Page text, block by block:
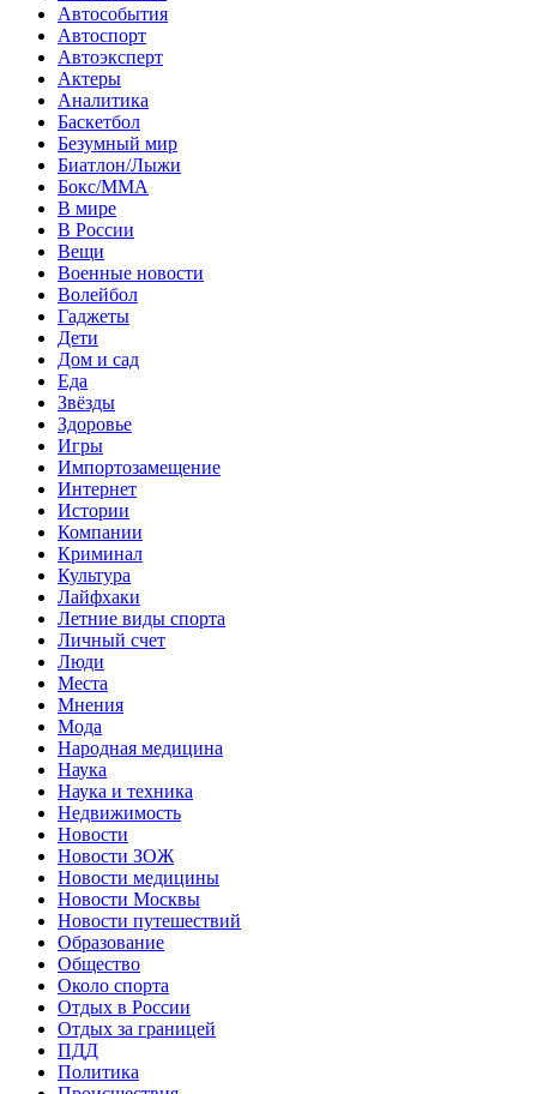
Автособытия
Автоспорт
Автоэксперт
Актеры
Аналитика
Баскетбол
Безумный мир
Биатлон/Лыжи
Бокс/MMA
В мире
В России
Вещи
Военные новости
Волейбол
Гаджеты
Дети
Дом и сад
Еда
Звёзды
Здоровье
Игры
Импортозамещение
Интернет
Истории
Компании
Криминал
Культура
Лайфхаки
Летние виды спорта
Личный счет
Люди
Места
Мнения
Мода
Народная медицина
Наука
Наука и техника
Недвижимость
Новости
Новости ЗОЖ
Новости медицины
Новости Москвы
Новости путешествий
Образование
Общество
Около спорта
Отдых в России
Отдых за границей
ПДД
Политика